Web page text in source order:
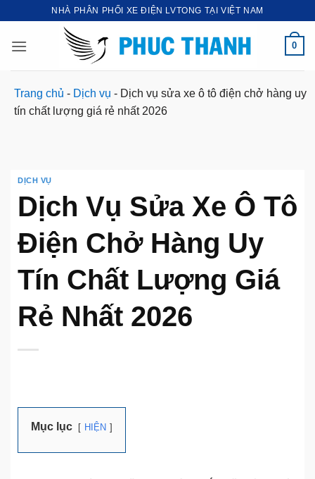
nội
NHÀ PHÂN PHỐI XE ĐIỆN LVTONG TẠI VIỆT NAM
0
Trang chủ - Dịch vụ - Dịch vụ sửa xe ô tô điện chở hàng uy
tín chất lượng giá rẻ nhất 2026
DỊCH VỤ
Dịch Vụ Sửa Xe Ô Tô
Điện Chở Hàng Uy
Tín Chất Lượng Giá
Rẻ Nhất 2026
Mục lục HIỆN